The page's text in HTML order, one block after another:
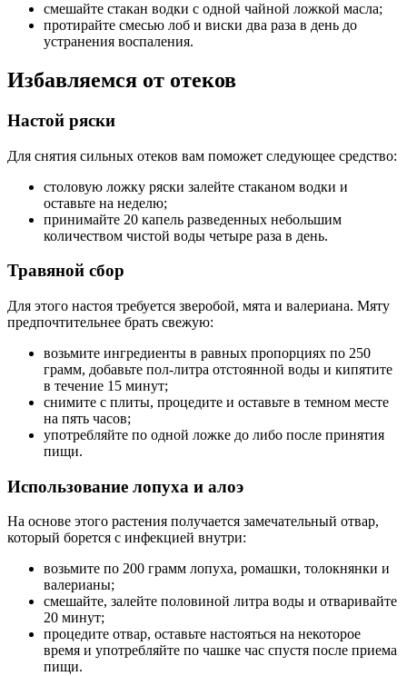
смешайте стакан водки с одной чайной ложкой масла;
протирайте смесью лоб и виски два раза в день до
устранения воспаления.
Избавляемся от отеков
Настой ряски
Для снятия сильных отеков вам поможет следующее средство:
столовую ложку ряски залейте стаканом водки и
оставьте на неделю;
принимайте 20 капель разведенных небольшим
количеством чистой воды четыре раза в день.
Травяной сбор
Для этого настоя требуется зверобой, мята и валериана. Мяту
предпочтительнее брать свежую:
возьмите ингредиенты в равных пропорциях по 250
грамм, добавьте пол-литра отстоянной воды и кипятите
в течение 15 минут;
снимите с плиты, процедите и оставьте в темном месте
на пять часов;
употребляйте по одной ложке до либо после принятия
пищи.
Использование лопуха и алоэ
На основе этого растения получается замечательный отвар,
который борется с инфекцией внутри:
возьмите по 200 грамм лопуха, ромашки, толокнянки и
валерианы;
смешайте, залейте половиной литра воды и отваривайте
20 минут;
процедите отвар, оставьте настояться на некоторое
время и употребляйте по чашке час спустя после приема
пищи.